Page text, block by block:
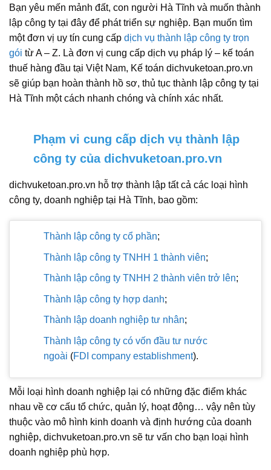
Bạn yêu mến mảnh đất, con người Hà Tĩnh và muốn thành
lập công ty tại đây để phát triển sự nghiệp. Bạn muốn tìm
một đơn vị uy tín cung cấp dịch vụ thành lập công ty trọn
gói từ A – Z. Là đơn vị cung cấp dịch vụ pháp lý – kế toán
thuế hàng đầu tại Việt Nam, Kế toán dichvuketoan.pro.vn
sẽ giúp bạn hoàn thành hồ sơ, thủ tục thành lập công ty tại
Hà Tĩnh một cách nhanh chóng và chính xác nhất.
Phạm vi cung cấp dịch vụ thành lập
công ty của dichvuketoan.pro.vn
dichvuketoan.pro.vn hỗ trợ thành lập tất cả các loại hình
công ty, doanh nghiệp tại Hà Tĩnh, bao gồm:
Thành lập công ty cổ phần;
Thành lập công ty TNHH 1 thành viên;
Thành lập công ty TNHH 2 thành viên trở lên;
Thành lập công ty hợp danh;
Thành lập doanh nghiệp tư nhân;
Thành lập công ty có vốn đầu tư nước
ngoài (FDI company establishment).
Mỗi loại hình doanh nghiệp lại có những đặc điểm khác
nhau về cơ cấu tổ chức, quản lý, hoạt động… vậy nên tùy
thuộc vào mô hình kinh doanh và định hướng của doanh
nghiệp, dichvuketoan.pro.vn sẽ tư vấn cho bạn loại hình
doanh nghiệp phù hợp.